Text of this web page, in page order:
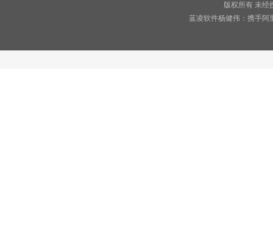
版权所有 未经
蓝凌软件杨健伟：携手阿